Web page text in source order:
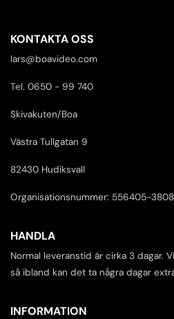
KONTAKTA OSS
lars@boavideo.com
Tel. 0650 - 99 740
Skivakuten/Boa
Västra Tullgatan 9
82430 Hudiksvall
Organisationsnummer: 556405-3808
HANDLA
Normal leveranstid är cirka 3 dagar.
så ibland kan det ta några dagar
INFORMATION